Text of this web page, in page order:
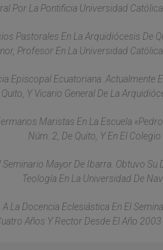
Por La Pontificia Universidad
Pastorales En La Arquidiócesis De
Profesor En La Universidad
Episcopal Ecuatoriana. Actualmente
Y Vicario General De La
Maristas En La Escuela
Núm. 2, De Quito, Y En El Colegio
Mayor De Ibarra. Obtuvo Su
Teología En La Universidad De
La Docencia Eclesiástica En El
Años Y Rector Desde El Año 2003